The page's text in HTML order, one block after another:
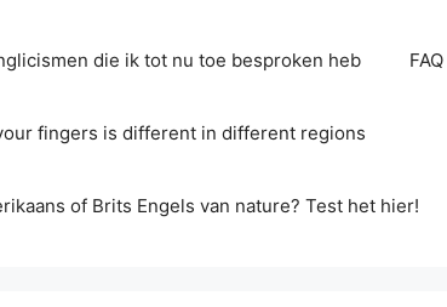
die ik tot nu toe besproken heb FAQ
fingers is different in different regions
of Brits Engels van nature? Test het hier!